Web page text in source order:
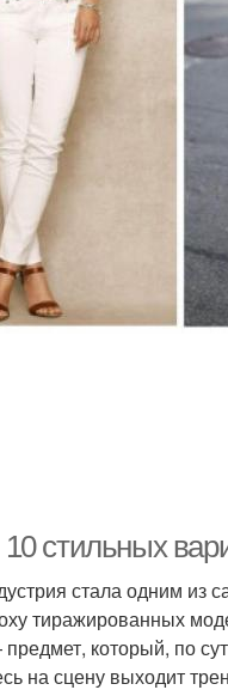
стильных
стала одним из
тиражированных
который, по
на сцену выходит